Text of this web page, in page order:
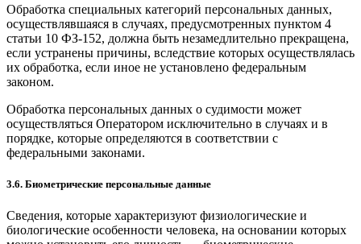
Обработка специальных категорий персональных данных,
осуществлявшаяся в случаях, предусмотренных пунктом 4
статьи 10 ФЗ-152, должна быть незамедлительно прекращена,
если устранены причины, вследствие которых осуществлялась
их обработка, если иное не установлено федеральным
законом.
Обработка персональных данных о судимости может
осуществляться Оператором исключительно в случаях и в
порядке, которые определяются в соответствии с
федеральными законами.
3.6. Биометрические персональные данные
Сведения, которые характеризуют физиологические и
биологические особенности человека, на основании которых